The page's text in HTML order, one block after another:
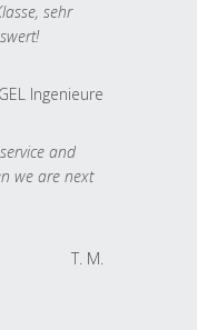
sehr
Ingenieure
and
we are next
T. M.